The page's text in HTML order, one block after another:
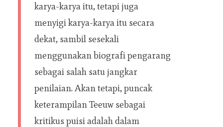
karya-karya itu, tetapi juga
menyigi karya-karya itu secara
dekat, sambil sesekali
menggunakan biografi pengarang
sebagai salah satu jangkar
penilaian. Akan tetapi, puncak
keterampilan Teeuw sebagai
kritikus puisi adalah dalam